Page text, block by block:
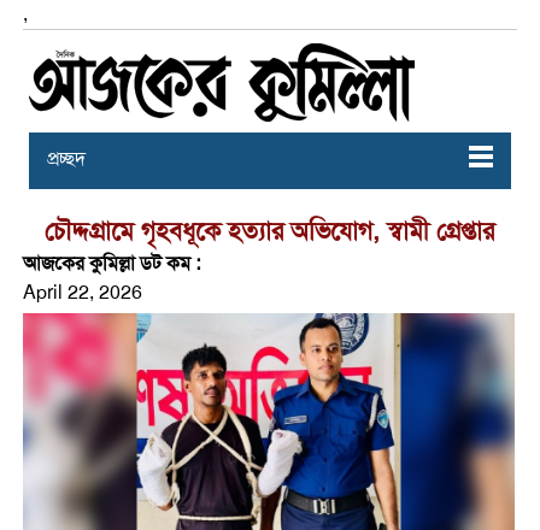
,
প্রচ্ছদ
চৌদ্দগ্রামে গৃহবধূকে হত্যার অভিযোগ, স্বামী গ্রেপ্তার
আজকের কুমিল্লা ডট কম :
April 22, 2026